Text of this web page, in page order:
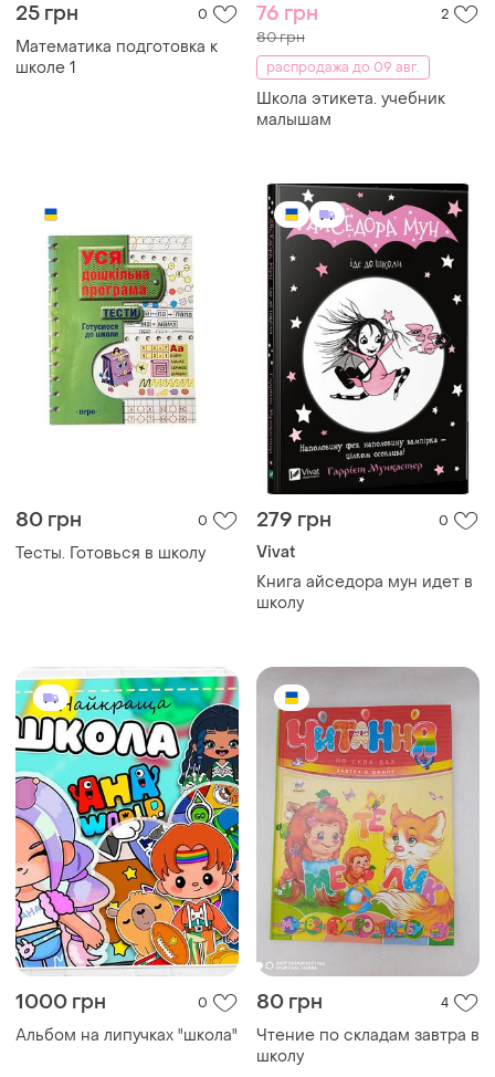
25 грн 0
Математика подготовка к
школе 1
76 грн 2
80 грн
распродажа до 09 авг.
Школа этикета. учебник
малышам
80 грн 0
Тесты. Готовься в школу
279 грн 0
Vivat
Книга айседора мун идет в
школу
1000 грн 0
Альбом на липучках "школа"
80 грн 4
Чтение по складам завтра в
школу